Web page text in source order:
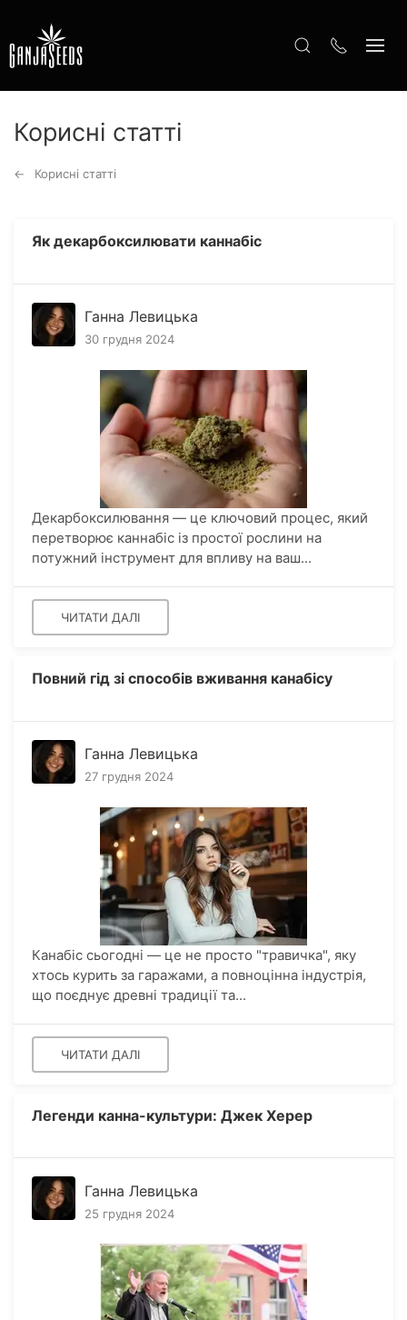
Корисні статті
Корисні статті
Як декарбоксилювати каннабіс
Ганна Левицька
30 грудня 2024
Декарбоксилювання — це ключовий процес, який
перетворює каннабіс із простої рослини на
потужний інструмент для впливу на ваш...
ЧИТАТИ ДАЛІ
Повний гід зі способів вживання канабісу
Ганна Левицька
27 грудня 2024
Канабіс сьогодні — це не просто "травичка", яку
хтось курить за гаражами, а повноцінна індустрія,
що поєднує древні традиції та...
ЧИТАТИ ДАЛІ
Легенди канна-культури: Джек Херер
Ганна Левицька
25 грудня 2024